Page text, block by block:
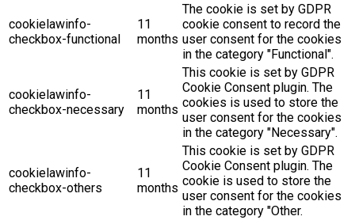
cookielawinfo-
checkbox-functional
11
months
The cookie is set by GDPR
cookie consent to record the
user consent for the cookies
in the category "Functional".
cookielawinfo-
checkbox-necessary
11
months
This cookie is set by GDPR
Cookie Consent plugin. The
cookies is used to store the
user consent for the cookies
in the category "Necessary".
cookielawinfo-
checkbox-others
11
months
This cookie is set by GDPR
Cookie Consent plugin. The
cookie is used to store the
user consent for the cookies
in the category "Other.